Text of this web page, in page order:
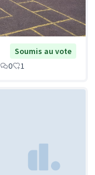
Soumis au vote
0 1